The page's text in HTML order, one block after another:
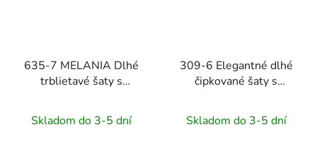
635-7 MELANIA Dlhé
trblietavé šaty s
rukávmi - broskyňové
Skladom do 3-5 dní
309-6 Elegantné dlhé
čipkované šaty s
tmavomodré
Skladom do 3-5 dní